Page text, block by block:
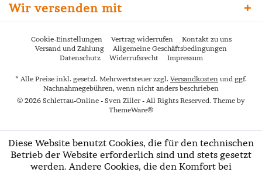
Wir versenden mit
Cookie-Einstellungen Vertrag widerrufen
Kontakt zu uns
Versand und Zahlung
Allgemeine Geschäftsbedingungen
Datenschutz
Widerrufsrecht Impressum
* Alle Preise inkl. gesetzl. Mehrwertsteuer zzgl. Versandkosten und ggf.
Nachnahmegebühren, wenn nicht anders beschrieben
© 2026 Schlettau-Online - Sven Ziller - All Rights Reserved. Theme by
ThemeWare®
Diese Website benutzt Cookies, die für den technischen
Betrieb der Website erforderlich sind und stets gesetzt
werden. Andere Cookies, die den Komfort bei